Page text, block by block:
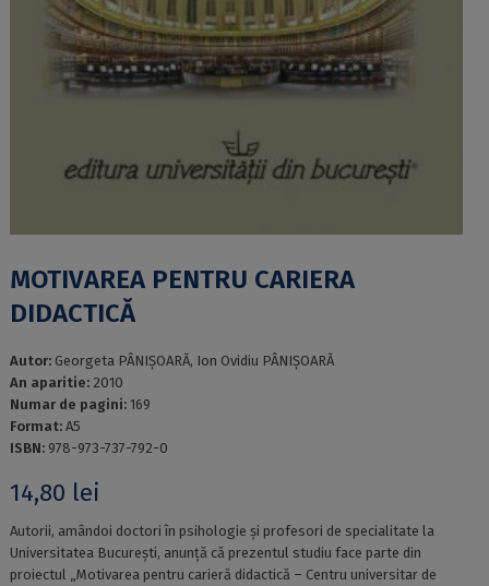
MOTIVAREA PENTRU CARIERA
DIDACTICĂ
Autor: Georgeta PÂNIȘOARĂ, Ion Ovidiu PÂNIȘOARĂ
An aparitie: 2010
Numar de pagini: 169
Format: A5
ISBN: 978-973-737-792-0
14,80 lei
Autorii, amândoi doctori în psihologie și profesori de specialitate la
Universitatea București, anunță că prezentul studiu face parte din
proiectul „Motivarea pentru carieră didactică – Centru universitar de